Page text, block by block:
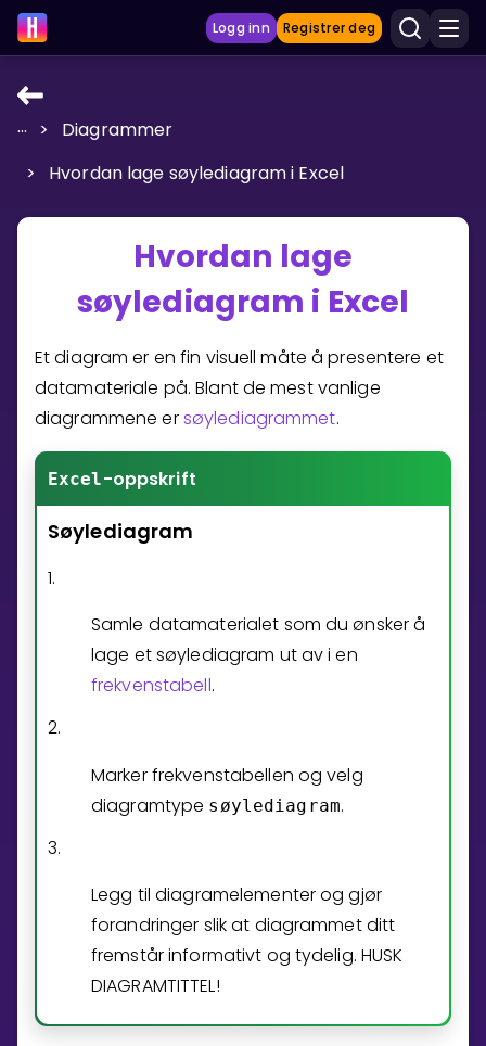
Logg inn Registrer deg
LÆRINGSVERKTØY
Læreplan
Gangetabellen
Junior Matte
Vis mer
Bestill privatundervisning
Velg læreplan
Logg inn
... >
Diagrammer
>
Hvordan lage søylediagram i Excel
Hvordan lage
søylediagram i Excel
Et diagram er en fin visuell måte å presentere et
datamateriale på. Blant de mest vanlige
diagrammene ersøylediagrammet.
Excel-oppskrift
Søylediagram
1.
Samle datamaterialet som du ønsker å
lage et søylediagram ut av i en
frekvenstabell.
2.
Marker frekvenstabellen og velg
diagramtype søylediagram.
3.
Legg til diagramelementer og gjør
forandringer slik at diagrammet ditt
fremstår informativt og tydelig. HUSK
DIAGRAMTITTEL!